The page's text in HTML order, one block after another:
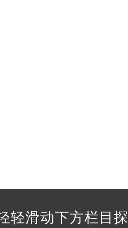
交叉口法穆兰售后服务中心（需
轻滑动下方栏目